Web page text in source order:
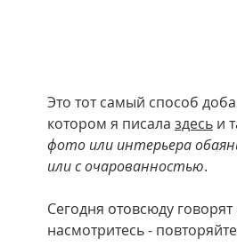
Это тот самый способ
котором я писала здесь и
фото или интерьера
или с очарованностью.
Сегодня отовсюду говорят
насмотритесь -